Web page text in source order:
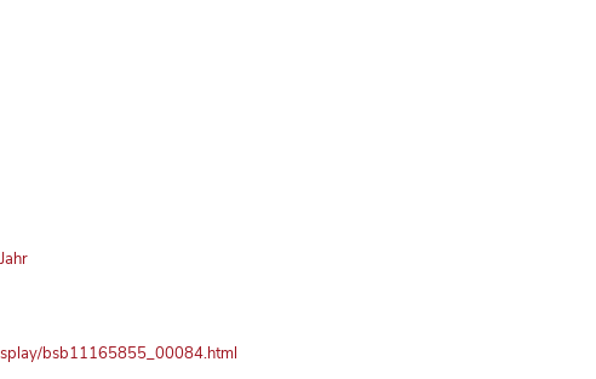
bsb11165855_00084.html